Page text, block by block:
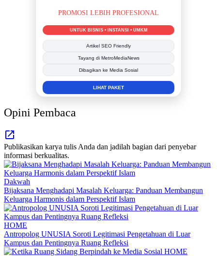
MEDIA INFORMASI TERPERCAYA
Publikasi Kegiatan
Berita Promosi
Tingkatkan Branding Anda
INFO SELENGKAPNYA
Opini Pembaca
Publikasikan karya tulis Anda dan jadilah bagian dari penyebar
informasi berkualitas.
Dakwah
Bijaksana Menghadapi Masalah Keluarga: Panduan Membangun
Keluarga Harmonis dalam Perspektif Islam
HOME
Antropolog UNUSIA Soroti Legitimasi Pengetahuan di Luar
Kampus dan Pentingnya Ruang Refleksi
HOME